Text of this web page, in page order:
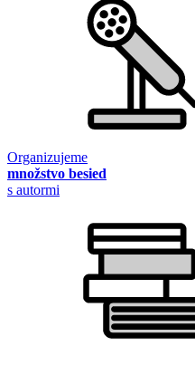
Organizujeme
množstvo besied
s autormi